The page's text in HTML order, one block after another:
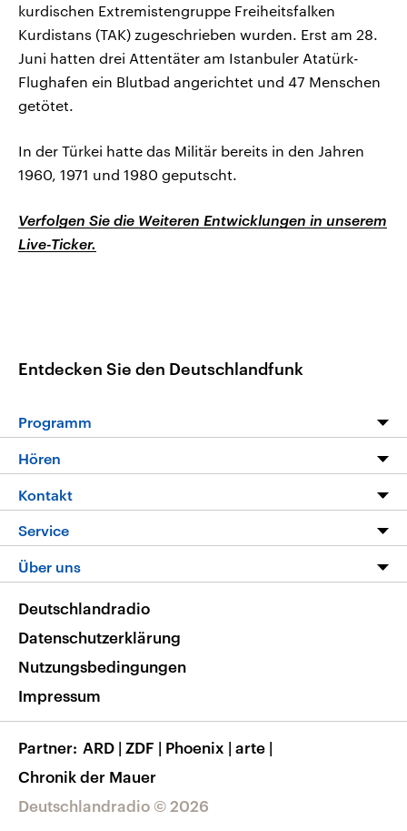
kurdischen Extremistengruppe Freiheitsfalken
Kurdistans (TAK) zugeschrieben wurden. Erst am 28.
Juni hatten drei Attentäter am Istanbuler Atatürk-
Flughafen ein Blutbad angerichtet und 47 Menschen
getötet.
In der Türkei hatte das Militär bereits in den Jahren
1960, 1971 und 1980 geputscht.
Verfolgen Sie die Weiteren Entwicklungen in unserem
Live-Ticker.
Entdecken Sie den Deutschlandfunk
Programm
Die Nachrichten
Nachrichtenleicht
Neue Beiträge auf dlf.de
Hören
Livestream
Podcasts
Deutschlandfunk App
Nachrichten App
Frequenzen
Kontakt
Hörerservice
Service
FAQ
Veranstaltungen
Musikliste
RSS
Über uns
Barrierefreiheit
Deutschlandradio © 2026
Deutschlandradio
Datenschutzerklärung
Nutzungsbedingungen
Impressum
Partner ARD | ZDF | Phoenix | arte |
Chronik der Mauer